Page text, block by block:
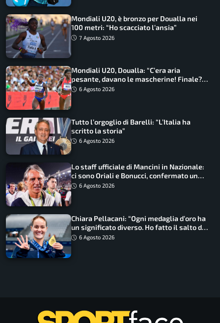
Mondiali U20, è bronzo per Doualla nei
100 metri: “Ho scacciato l’ansia”
7 Agosto 2026
Mondiali U20, Doualla: “C’era aria
pesante, davano le mascherine! Finale?
Non ho nulla da perdere”
6 Agosto 2026
Tutto l’orgoglio di Barelli: “L’Italia ha
scritto la storia”
6 Agosto 2026
Lo staff ufficiale di Mancini in Nazionale:
ci sono Oriali e Bonucci, confermato un
ritorno
6 Agosto 2026
Chiara Pellacani: “Ogni medaglia d’oro ha
un significato diverso. Ho fatto il salto di
qualità”
6 Agosto 2026